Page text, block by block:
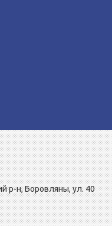
р-н, Боровляны, ул. 40